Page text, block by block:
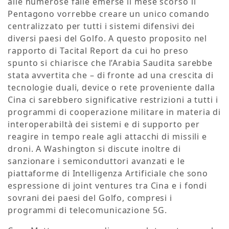
Pentagono vorrebbe creare un unico comando
centralizzato per tutti i sistemi difensivi dei
diversi paesi del Golfo. A questo proposito nel
rapporto di Tacital Report da cui ho preso
spunto si chiarisce che l’Arabia Saudita sarebbe
stata avvertita che – di fronte ad una crescita di
tecnologie duali, device o rete proveniente dalla
Cina ci sarebbero significative restrizioni a tutti i
programmi di cooperazione militare in materia di
interoperabiltà dei sistemi e di supporto per
reagire in tempo reale agli attacchi di missili e
droni. A Washington si discute inoltre di
sanzionare i semiconduttori avanzati e le
piattaforme di Intelligenza Artificiale che sono
espressione di joint ventures tra Cina e i fondi
sovrani dei paesi del Golfo, compresi i
programmi di telecomunicazione 5G.